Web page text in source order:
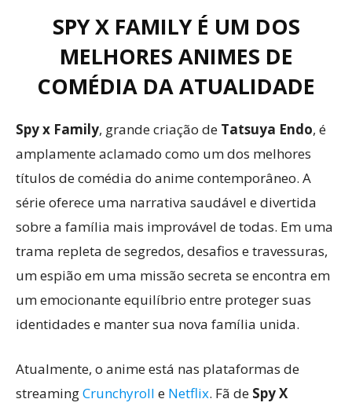
SPY X FAMILY É UM DOS
MELHORES ANIMES DE
COMÉDIA DA ATUALIDADE
Spy x Family, grande criação de Tatsuya Endo, é
amplamente aclamado como um dos melhores
títulos de comédia do anime contemporâneo. A
série oferece uma narrativa saudável e divertida
sobre a família mais improvável de todas. Em uma
trama repleta de segredos, desafios e travessuras,
um espião em uma missão secreta se encontra em
um emocionante equilíbrio entre proteger suas
identidades e manter sua nova família unida.
Atualmente, o anime está nas plataformas de
streamingCrunchyroll e Netflix. Fã de Spy X